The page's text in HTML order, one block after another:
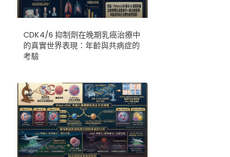
CDK4/6 抑制劑在晚期乳癌治療中
的真實世界表現：年齡與共病症的
考驗